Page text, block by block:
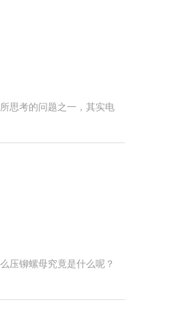
思考的问题之一，其实电
压铆螺母究竟是什么呢？